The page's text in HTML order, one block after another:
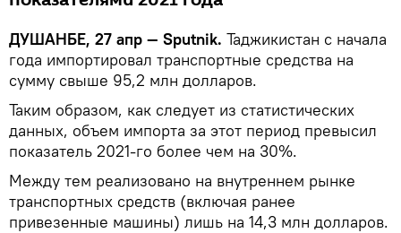
ДУШАНБЕ, 27 апр — Sputnik. Таджикистан с начала
года импортировал транспортные средства на
сумму свыше 95,2 млн долларов.
Таким образом, как следует из статистических
данных, объем импорта за этот период превысил
показатель 2021-го более чем на 30%.
Между тем реализовано на внутреннем рынке
транспортных средств (включая ранее
привезенные машины) лишь на 14,3 млн долларов.